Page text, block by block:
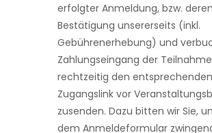
erfolgter Anmeldung, bzw. deren
Bestätigung unsererseits (inkl.
Gebührenerhebung) und
Zahlungseingang der
rechtzeitig den entsprechenden
Zugangslink vor
zusenden. Dazu bitten wir Sie,
dem Anmeldeformular